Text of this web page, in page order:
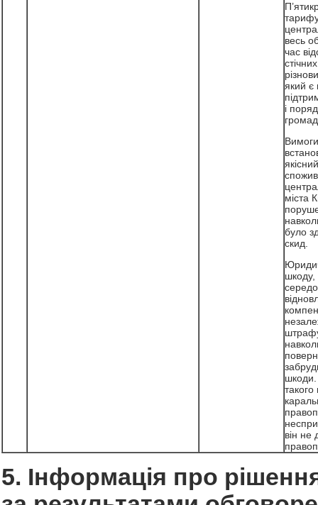
весь
час
який є
і
міста
було
скид.
шкоду,
такого
він не
5. Інформація про